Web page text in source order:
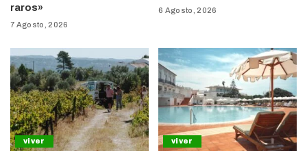
raros»
7 Agosto, 2026
6 Agosto, 2026
viver viver